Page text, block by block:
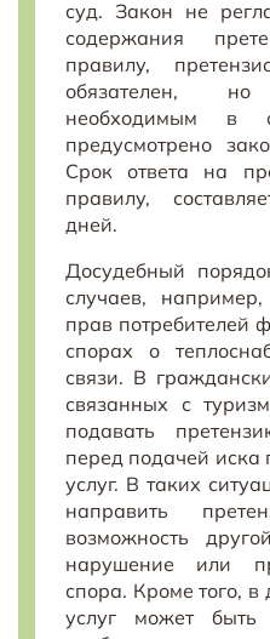
суд. Закон не
содержания
правилу,
обязателен,
необходимым в
предусмотрено
Срок ответа на
правилу,
дней.
Досудебный
случаев,
прав потребителей
спорах о
связи. В
связанных с
подавать
перед подачей иска
услуг. В таких
направить
возможность
нарушение или
спора. Кроме того, в
услуг может быть